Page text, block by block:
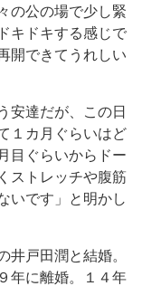
の公の場で少し緊
キドキする感じで
開できてうれしい
安達だが、この日
１カ月ぐらいはど
目ぐらいからドー
ストレッチや腹筋
いです」と明かし
戸田潤と結婚。
年に離婚。１４年